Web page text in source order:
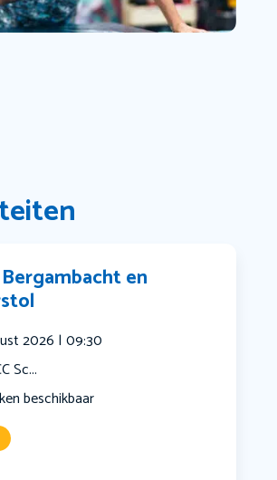
en
2026 | 09:30
Sc...
beschikbaar